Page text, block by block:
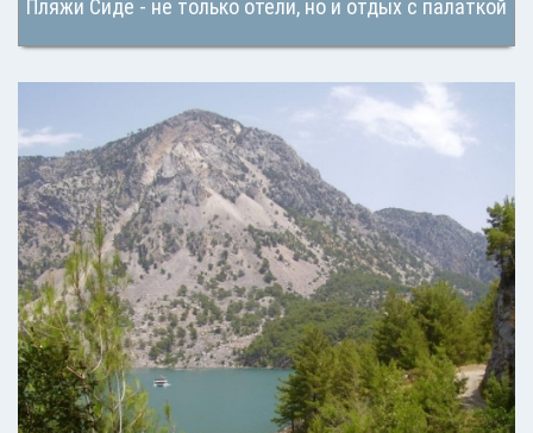
Пляжи Сиде - не только отели, но и отдых с палаткой